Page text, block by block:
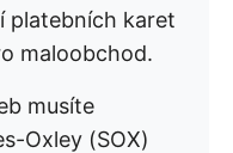
platebních karet
maloobchod.
musíte
Oxley (SOX)